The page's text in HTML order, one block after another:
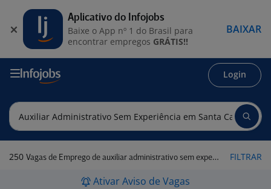
Login
250 Vagas de Emprego de auxiliar administrativo sem experiência em Santa Catarina FILTRAR
Ativar Aviso de Vagas
Aplicativo do Infojobs
Baixe o App nº 1 do Brasil para
encontrar empregos GRÁTIS!!
BAIXAR